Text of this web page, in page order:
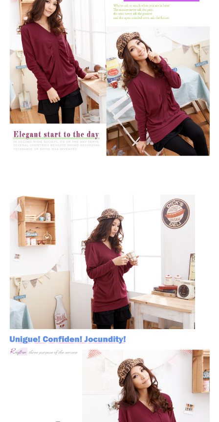
「AFTEE先享後付」，若未經同意申辦者引起之損失，本公司不負相關責
任。
４．使用「AFTEE先享後付」時，將依據個別帳號之用戶狀況，依本公司即
時審查核予不同之上限額度；若仍有額度不足之情形，本公司將視審查結果
請求用戶進行身份認證。
５．嚴禁一人註冊多個帳號或使用他人資訊註冊。若發現惡意使用之情形，
恩沛科技股份有限公司將有權停止該用戶之使用額度並採取法律行動。